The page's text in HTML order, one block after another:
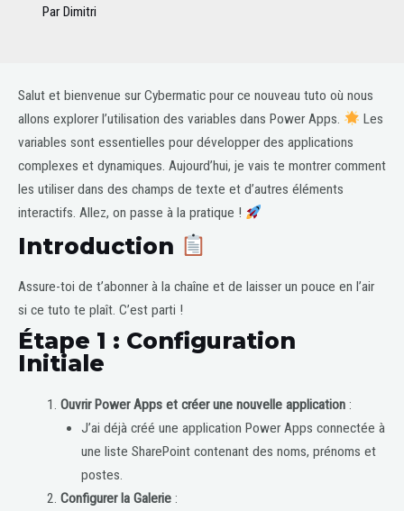
ParDimitri
Salut et bienvenue sur Cybermatic pour ce nouveau tuto où nous
allons explorer l’utilisation des variables dans Power Apps.
Les
variables sont essentielles pour développer des applications
complexes et dynamiques. Aujourd’hui, je vais te montrer comment
les utiliser dans des champs de texte et d’autres éléments
interactifs. Allez, on passe à la pratique !
Introduction
Assure-toi de t’abonner à la chaîne et de laisser un pouce en l’air
si ce tuto te plaît. C’est parti !
Étape 1 : Configuration
Initiale
Ouvrir Power Apps et créer une nouvelle application:
J’ai déjà créé une application Power Apps connectée à
une liste SharePoint contenant des noms, prénoms et
postes.
Configurer la Galerie:
navigation